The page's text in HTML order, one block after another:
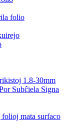
folio
1.8-30mm
Subĉiela Signa
mata surfaco